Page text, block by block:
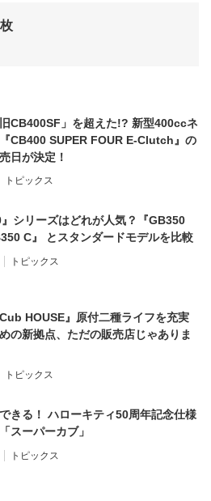
CB400SF」を超えた!? 新型400ccネ
CB400 SUPER FOUR E-Clutch』の
日が決定！
トピックス
』シリーズはどれが人気？『GB350
C』 とスタンダードモデルを比較
トピックス
HOUSE』原付二種ライフを充実
の新拠点、ただの販売店じゃありま
トピックス
きる！ ハローキティ50周年記念仕様
スーパーカブ」
トピックス